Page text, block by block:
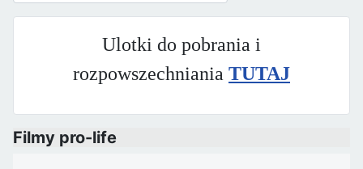
Ulotki do pobrania i
rozpowszechniania TUTAJ
Filmy pro-life